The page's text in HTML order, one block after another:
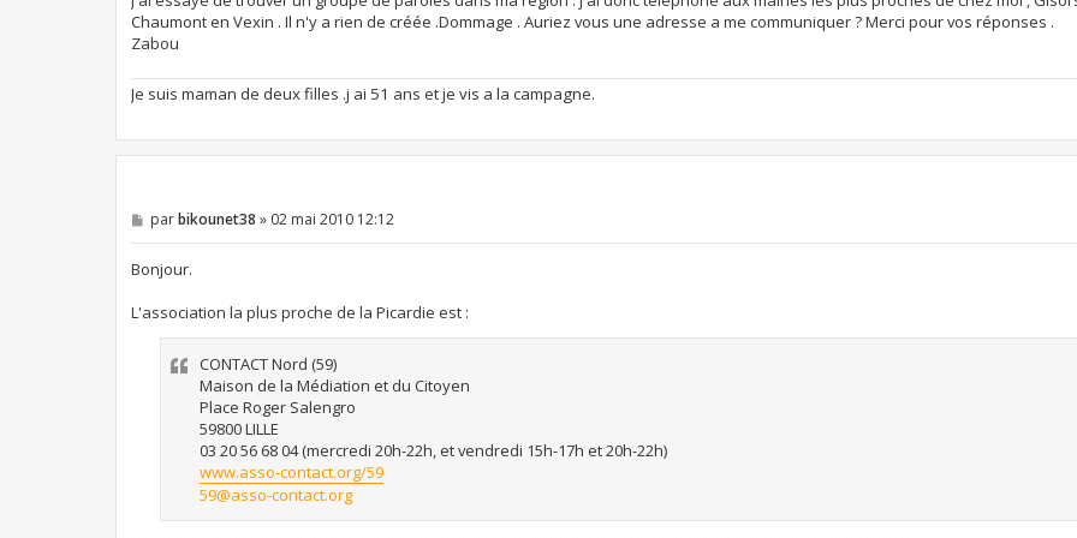
e
Chaumont en Vexin . Il n'y a rien de créée .Dommage . Auriez vous une adresse a me communiquer ? Merci pour vos réponses .
Zabou
Je suis maman de deux filles .j ai 51 ans et je vis a la campagne.
M
e
s
e
parbikounet38 » 02 mai 2010 12:12
Bonjour.
L'association la plus proche de la Picardie est :
CONTACT Nord (59)
Maison de la Médiation et du Citoyen
Place Roger Salengro
59800 LILLE
03 20 56 68 04 (mercredi 20h-22h, et vendredi 15h-17h et 20h-22h)
www.asso-contact.org/59
59@asso-contact.org